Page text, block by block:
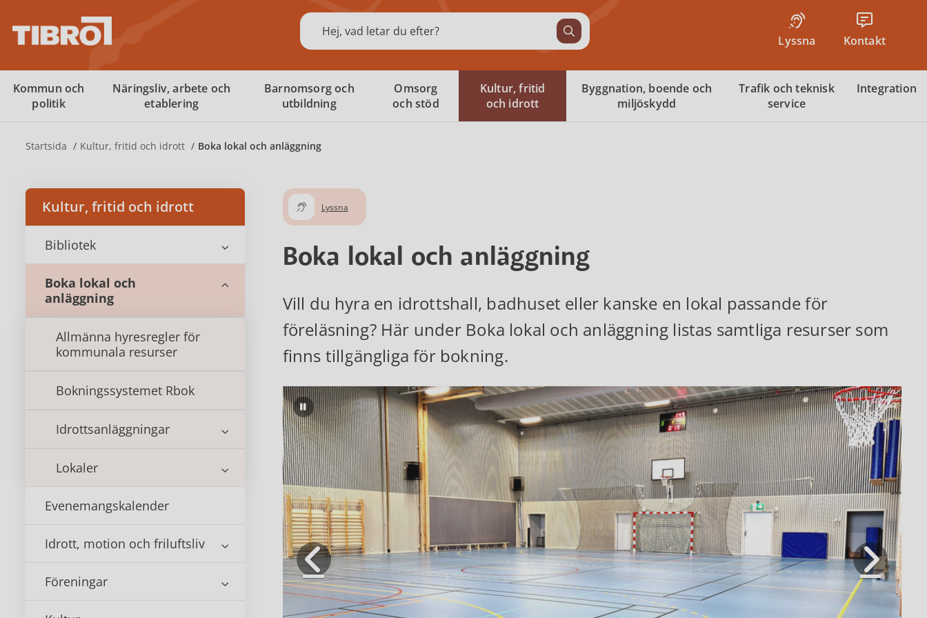
Sök
Lyssna Kontakt
Kommun och
politik
Näringsliv, arbete och
etablering
Barnomsorg och
utbildning
Omsorg
och stöd
Kultur, fritid
och idrott
Byggnation, boende och
miljöskydd
Trafik och teknisk
service
Integration
Startsida Kultur, fritid och idrott Boka lokal och anläggning
Kultur, fritid och idrott
Bibliotek
Boka lokal och
anläggning
Allmänna hyresregler för
kommunala resurser
Bokningssystemet Rbok
Idrottsanläggningar
Lokaler
Evenemangskalender
Idrott, motion och friluftsliv
Föreningar
Lyssna
Boka lokal och anläggning
Vill du hyra en idrottshall, badhuset eller kanske en lokal passande för
föreläsning? Här under Boka lokal och anläggning listas samtliga resurser som
finns tillgängliga för bokning.
Pausa bildspel